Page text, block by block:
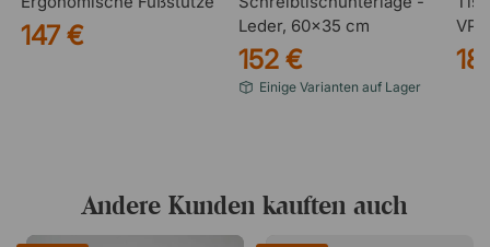
147 €
Leder, 60x35 cm
152 €
Einige Varianten auf Lager
Andere Kunden kauften auch